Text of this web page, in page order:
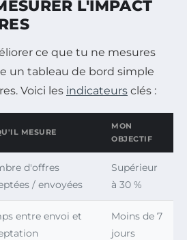
L'IMPACT
ce que tu ne mesures
un tableau de bord simple
Voici les indicateurs clés :
MESURE
MON
OBJECTIF
d'offres
/ envoyées
Supérieur
à 30 %
entre envoi et
Moins de 7
jours